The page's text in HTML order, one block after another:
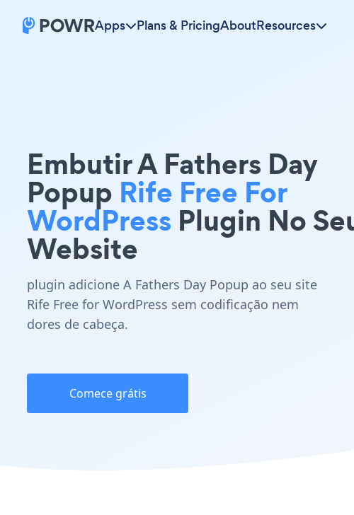
Apps Plans & PricingAboutResources
Embutir A Fathers Day
Popup Rife Free For
WordPress Plugin No
Website
plugin adicione A Fathers Day Popup ao seu site
Rife Free for WordPress sem codificação nem
dores de cabeça.
Comece grátis